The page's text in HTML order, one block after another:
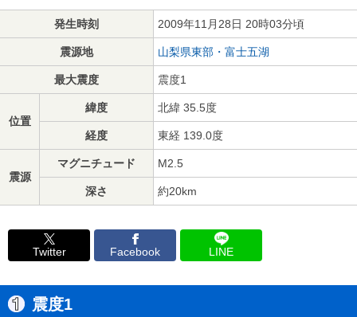
発生時刻 2009年11月28日 20時03分頃
震源地 山梨県東部・富士五湖
最大震度 震度1
位置
緯度 北緯 35.5度
経度 東経 139.0度
震源
マグニチュード M2.5
深さ 約20km
Twitter Facebook LINE
震度1